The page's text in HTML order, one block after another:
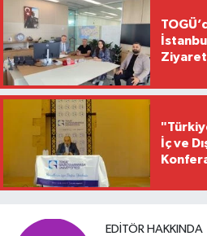
İç ve
EDITÖR HAKKINDA